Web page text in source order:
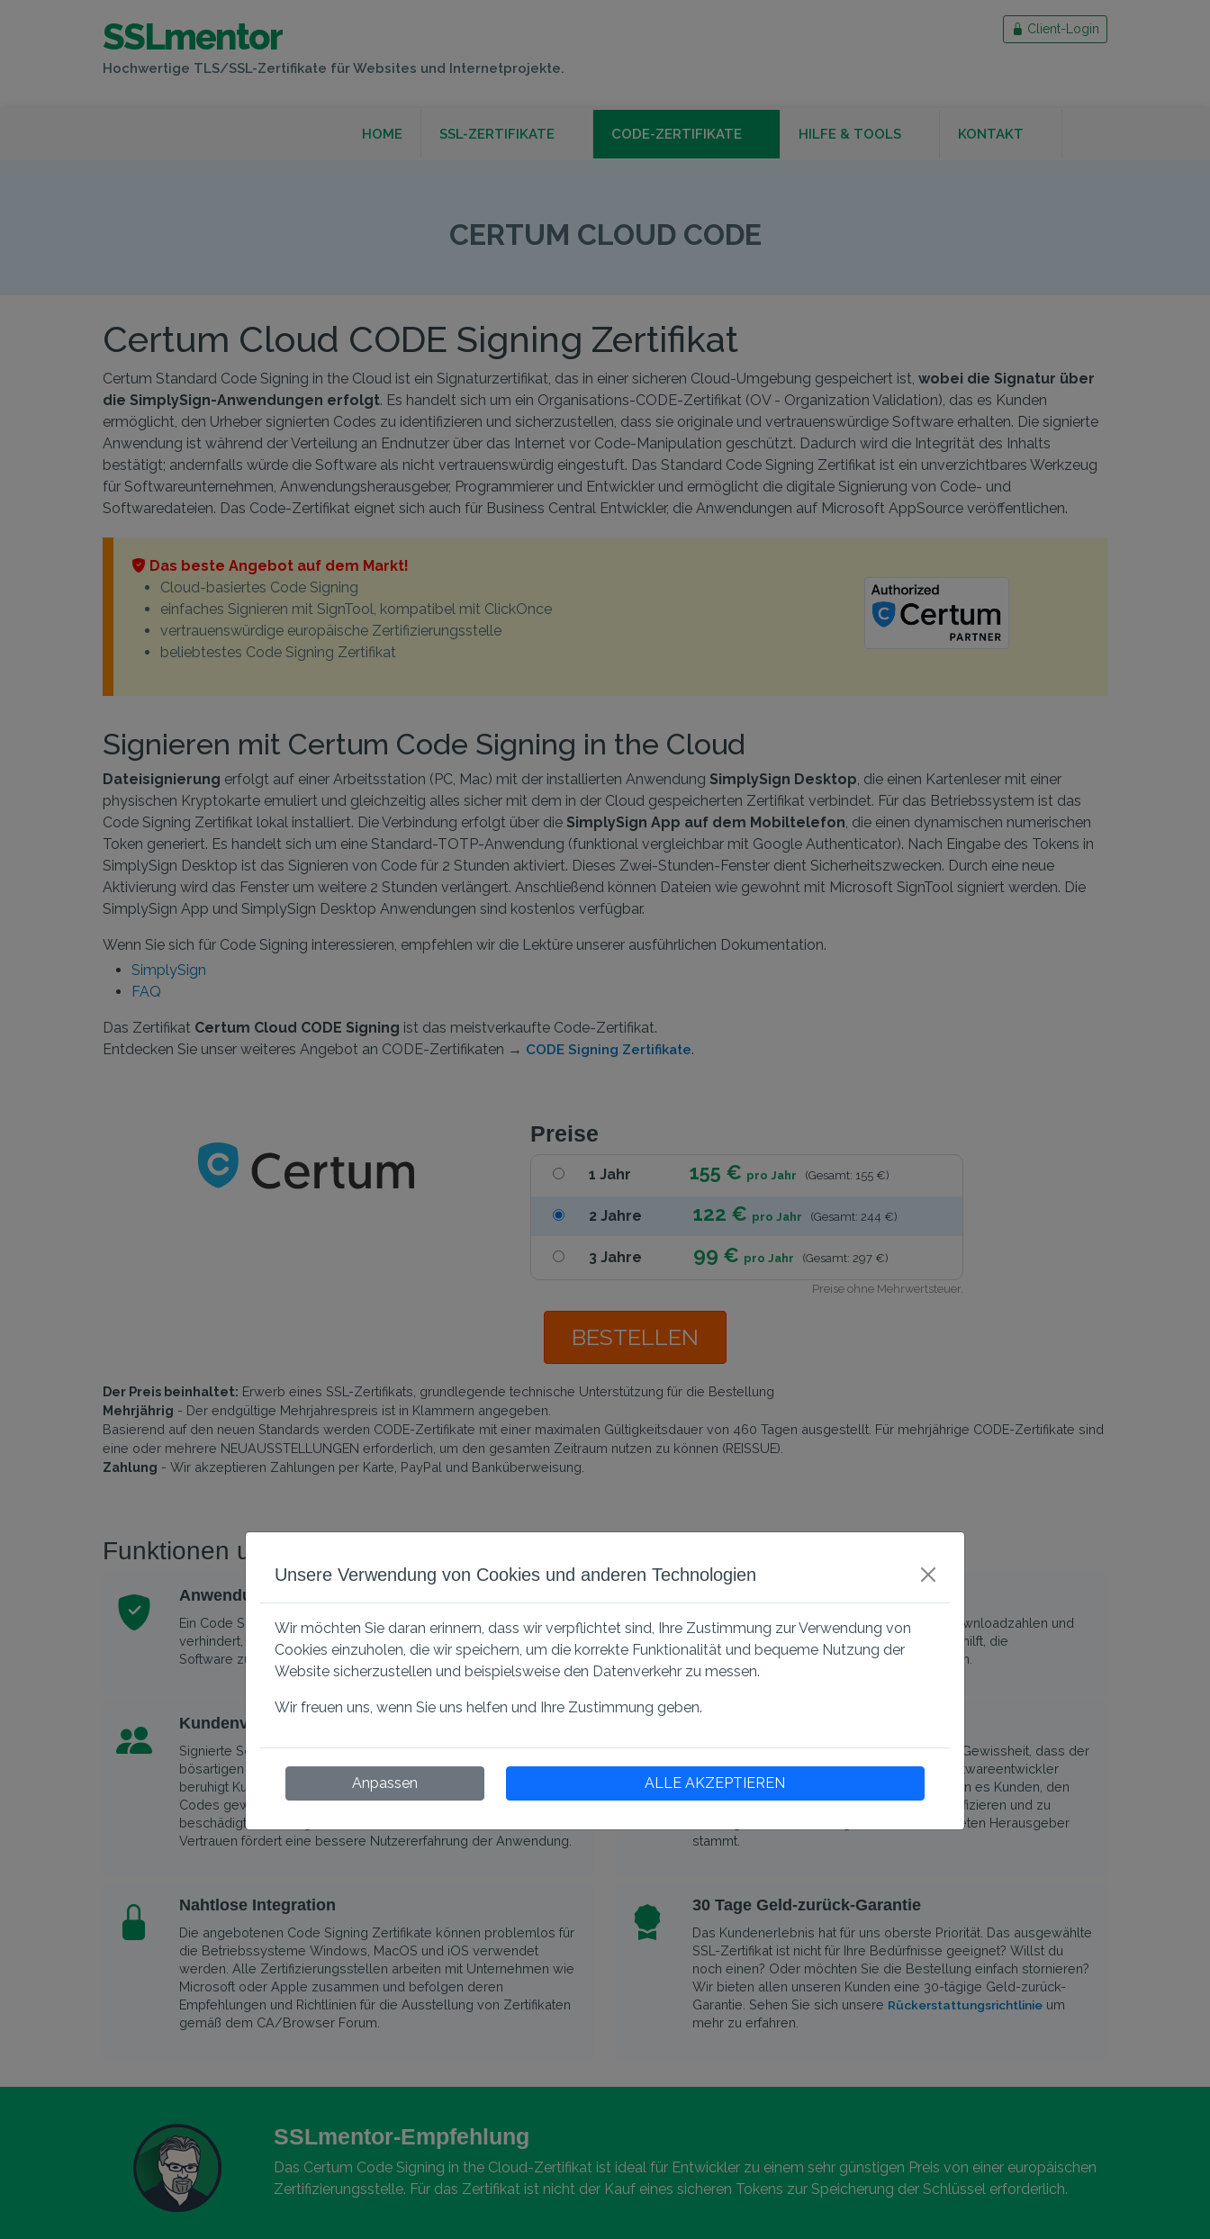
SSLmentor
Hochwertige TLS/SSL-Zertifikate für Websites und Internetprojekte.
Client-Login
HOME SSL-ZERTIFIKATE CODE-ZERTIFIKATE HILFE & TOOLS KONTAKT
CERTUM CLOUD CODE
CERTUM CLOUD CODE
Certum Cloud CODE Signing Zertifikat
Certum Standard Code Signing in the Cloud ist ein Signaturzertifikat, das in einer sicheren Cloud-Umgebung gespeichert ist, wobei die Signatur über
die SimplySign-Anwendungen erfolgt. Es handelt sich um ein Organisations-CODE-Zertifikat (OV - Organization Validation), das es Kunden
ermöglicht, den Urheber signierten Codes zu identifizieren und sicherzustellen, dass sie originale und vertrauenswürdige Software erhalten. Die signierte
Anwendung ist während der Verteilung an Endnutzer über das Internet vor Code-Manipulation geschützt. Dadurch wird die Integrität des Inhalts
bestätigt; andernfalls würde die Software als nicht vertrauenswürdig eingestuft. Das Standard Code Signing Zertifikat ist ein unverzichtbares Werkzeug
für Softwareunternehmen, Anwendungsherausgeber, Programmierer und Entwickler und ermöglicht die digitale Signierung von Code- und
Softwaredateien. Das Code-Zertifikat eignet sich auch für Business Central Entwickler, die Anwendungen auf Microsoft AppSource veröffentlichen.
Das beste Angebot auf dem Markt!
Cloud-basiertes Code Signing
einfaches Signieren mit SignTool, kompatibel mit ClickOnce
vertrauenswürdige europäische Zertifizierungsstelle
beliebtestes Code Signing Zertifikat
Signieren mit Certum Code Signing in the Cloud
Dateisignierung erfolgt auf einer Arbeitsstation (PC, Mac) mit der installierten Anwendung SimplySign Desktop, die einen Kartenleser mit einer
physischen Kryptokarte emuliert und gleichzeitig alles sicher mit dem in der Cloud gespeicherten Zertifikat verbindet. Für das Betriebssystem ist das
Code Signing Zertifikat lokal installiert. Die Verbindung erfolgt über die SimplySign App auf dem Mobiltelefon, die einen dynamischen numerischen
Token generiert. Es handelt sich um eine Standard-TOTP-Anwendung (funktional vergleichbar mit Google Authenticator). Nach Eingabe des Tokens in
SimplySign Desktop ist das Signieren von Code für 2 Stunden aktiviert. Dieses Zwei-Stunden-Fenster dient Sicherheitszwecken. Durch eine neue
Aktivierung wird das Fenster um weitere 2 Stunden verlängert. Anschließend können Dateien wie gewohnt mit Microsoft SignTool signiert werden. Die
SimplySign App und SimplySign Desktop Anwendungen sind kostenlos verfügbar.
Wenn Sie sich für Code Signing interessieren, empfehlen wir die Lektüre unserer ausführlichen Dokumentation.
SimplySign
FAQ
Das Zertifikat Certum Cloud CODE Signing ist das meistverkaufte Code-Zertifikat.
Entdecken Sie unser weiteres Angebot an CODE-Zertifikaten → CODE Signing Zertifikate.
Preise
1 Jahr 155 € pro Jahr (Gesamt: 155 €)
2 Jahre 122 € pro Jahr (Gesamt: 244 €)
3 Jahre 99 € pro Jahr (Gesamt: 297 €)
Preise ohne Mehrwertsteuer.
BESTELLEN
Der Preis beinhaltet: Erwerb eines SSL-Zertifikats, grundlegende technische Unterstützung für die Bestellung
Mehrjährig - Der endgültige Mehrjahrespreis ist in Klammern angegeben.
Basierend auf den neuen Standards werden CODE-Zertifikate mit einer maximalen Gültigkeitsdauer von 460 Tagen ausgestellt. Für mehrjährige CODE-Zertifikate sind
eine oder mehrere NEUAUSSTELLUNGEN erforderlich, um den gesamten Zeitraum nutzen zu können (REISSUE).
Zahlung - Wir akzeptieren Zahlungen per Karte, PayPal und Banküberweisung.
Funktionen und Vorteile von Certum Cloud CODE Signing-Zertifikaten
Anwendungssicherheit
Ein Code Signing Zertifikat bewahrt die Code-Integrität und
verhindert, dass Ihr Name missbraucht wird, um gefälschte
Software zu verbreiten oder Code zu modifizieren.
Signierte Anwendungen helfen dabei, die Downloadzahlen und
den Umsatz zu steigern. Erhöhtes Vertrauen hilft, die
Vertriebskanäle für Ihre Software zu erweitern.
Kundenvertrauen
Signierte Software schützt Kunden vor Malware und anderen
bösartigen Bedrohungen. Eine digitale Signatur schützt und
beruhigt Kunden, dass die Integrität des heruntergeladenen
Codes gewährleistet ist und das Programm intakt, nicht
beschädigt oder in irgendeiner Weise verändert ist. Erhöhtes
Vertrauen fördert eine bessere Nutzererfahrung der Anwendung.
Nach dem Herunterladen hat der Nutzer die Gewissheit, dass der
erhaltene Code tatsächlich von Ihnen als Softwareentwickler
stammt. Code Signing Zertifikate
ermöglichen es Kunden, den
Autor eines digital signierten Codes zu identifizieren und zu
bestätigen, dass das Programm vom erwarteten Herausgeber
stammt.
Nahtlose Integration
Die angebotenen Code Signing Zertifikate können problemlos für
die Betriebssysteme Windows, MacOS und iOS verwendet
werden. Alle Zertifizierungsstellen arbeiten mit Unternehmen wie
Microsoft oder Apple zusammen und befolgen deren
Empfehlungen und Richtlinien für die Ausstellung von Zertifikaten
gemäß dem CA/Browser Forum.
30 Tage Geld-zurück-Garantie
Das Kundenerlebnis hat für uns oberste Priorität. Das ausgewählte
SSL-Zertifikat ist nicht für Ihre Bedürfnisse geeignet? Willst du
noch einen? Oder möchten Sie die Bestellung einfach stornieren?
Wir bieten allen unseren Kunden eine 30-tägige Geld-zurück-
Garantie. Sehen Sie sich unsere Rückerstattungsrichtlinie um
mehr zu erfahren.
SSLmentor-Empfehlung
Das Certum Code Signing in the Cloud-Zertifikat ist ideal für Entwickler zu einem sehr günstigen Preis von einer europäischen
Zertifizierungsstelle. Für das Zertifikat ist nicht der Kauf eines sicheren Tokens zur Speicherung der Schlüssel erforderlich.
Unsere Verwendung von Cookies und anderen Technologien
Wir möchten Sie daran erinnern, dass wir verpflichtet sind, Ihre Zustimmung zur Verwendung von
Cookies einzuholen, die wir speichern, um die korrekte Funktionalität und bequeme Nutzung der
Website sicherzustellen und beispielsweise den Datenverkehr zu messen.
Wir freuen uns, wenn Sie uns helfen und Ihre Zustimmung geben.
ALLE AKZEPTIEREN
Anpassen